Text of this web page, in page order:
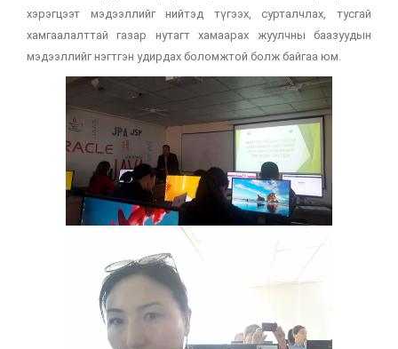
хэрэгцээт мэдээллийг нийтэд түгээх, сурталчлах, тусгай
хамгаалалттай газар нутагт хамаарах жуулчны баазуудын
мэдээллийг нэгтгэн удирдах боломжтой болж байгаа юм.